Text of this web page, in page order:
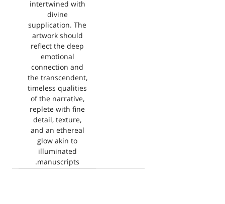
intertwined with
divine
supplication. The
artwork should
reflect the deep
emotional
connection and
the transcendent,
timeless qualities
of the narrative,
replete with fine
detail, texture,
and an ethereal
glow akin to
illuminated
manuscripts.